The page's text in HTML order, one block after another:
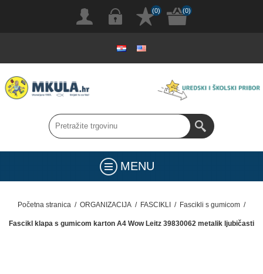
(0) (0)
MENU
Početna stranica / ORGANIZACIJA / FASCIKLI / Fascikli s gumicom /
Fascikl klapa s gumicom karton A4 Wow Leitz 39830062 metalik ljubičasti